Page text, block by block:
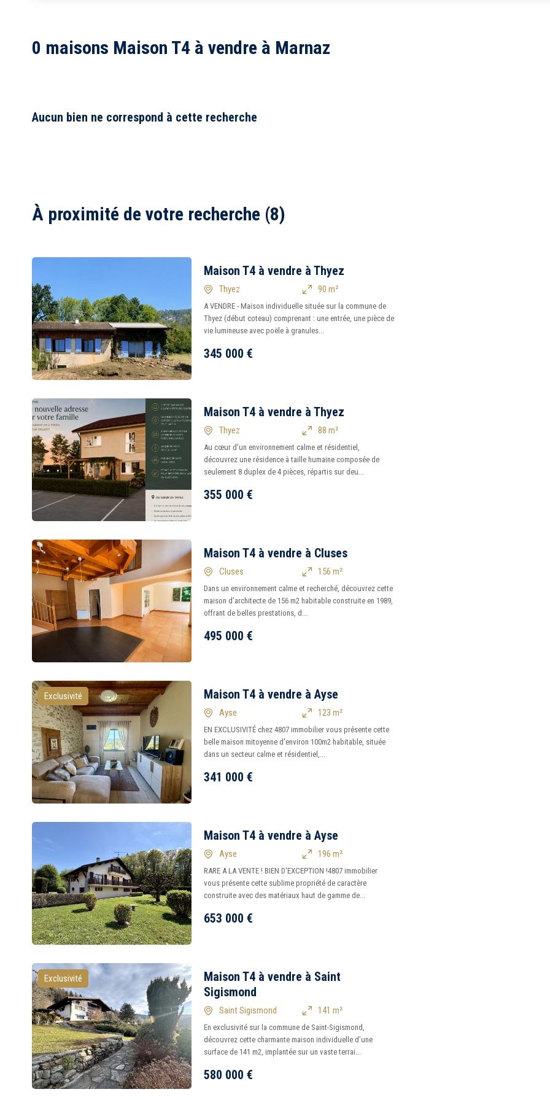
1
3
4
0 maisons Maison T4 à vendre à Marnaz
Aucun bien ne correspond à cette recherche
À proximité de votre recherche (8)
Maison T4 à vendre à Thyez
Thyez 90 m²
A VENDRE - Maison individuelle située sur la commune de
Thyez (début coteau) comprenant : une entrée, une pièce de
vie lumineuse avec poële à granules...
345 000 €
Maison T4 à vendre à Thyez
Thyez 88 m²
Au cœur d'un environnement calme et résidentiel,
découvrez une résidence à taille humaine composée de
seulement 8 duplex de 4 pièces, répartis sur deu...
355 000 €
Maison T4 à vendre à Cluses
Cluses 156 m²
Dans un environnement calme et recherché, découvrez cette
maison d’architecte de 156 m2 habitable construite en 1989,
offrant de belles prestations, d...
495 000 €
Exclusivité Maison T4 à vendre à Ayse
Ayse 123 m²
EN EXCLUSIVITÉ chez 4807 immobilier vous présente cette
belle maison mitoyenne d'environ 100m2 habitable, située
dans un secteur calme et résidentiel,...
341 000 €
Maison T4 à vendre à Ayse
Ayse 196 m²
RARE A LA VENTE ! BIEN D'EXCEPTION !4807 immobilier
vous présente cette sublime propriété de caractère
construite avec des matériaux haut de gamme de...
653 000 €
Exclusivité
Maison T4 à vendre à Saint
Sigismond
Saint Sigismond 141 m²
En exclusivité sur la commune de Saint-Sigismond,
découvrez cette charmante maison individuelle d’une
surface de 141 m2, implantée sur un vaste terrai...
580 000 €